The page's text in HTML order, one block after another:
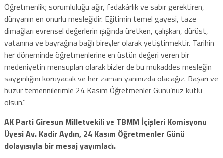
Öğretmenlik; sorumluluğu ağır, fedakârlık ve sabır gerektiren,
dünyanın en onurlu mesleğidir. Eğitimin temel gayesi, taze
dimağları evrensel değerlerin ışığında üretken, çalışkan, dürüst,
vatanına ve bayrağına bağlı bireyler olarak yetiştirmektir. Tarihin
her döneminde öğretmenlerine en üstün değeri veren bir
medeniyetin mensupları olarak bizler de bu mukaddes mesleğin
saygınlığını koruyacak ve her zaman yanınızda olacağız. Başarı ve
huzur temennilerimle 24 Kasım Öğretmenler Günü’nüz kutlu
olsun.”
AK Parti Giresun Milletvekili ve TBMM İçişleri Komisyonu
Üyesi Av. Kadir Aydın, 24 Kasım Öğretmenler Günü
dolayısıyla bir mesaj yayımladı.